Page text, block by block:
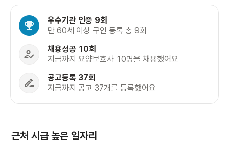
우수기관 인증 9회
만 60세 이상 구인 등록 총 9회
채용성공 10회
지금까지 요양보호사 10명을 채용했어요
공고등록 37회
지금까지 공고 37개를 등록했어요
근처 시급 높은 일자리